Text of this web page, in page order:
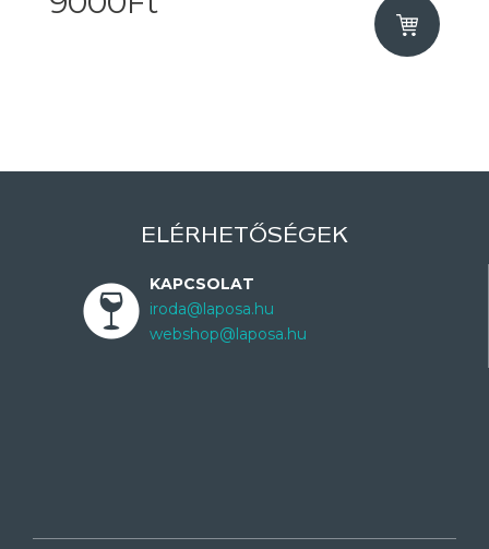
ELÉRHETŐSÉGEK
KAPCSOLAT
iroda@laposa.hu
webshop@laposa.hu